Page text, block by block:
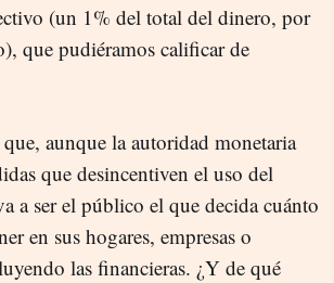
(un 1% del total del dinero, por
que pudiéramos calificar de
aunque la autoridad monetaria
que desincentiven el uso del
a ser el público el que decida cuánto
en sus hogares, empresas o
las financieras. ¿Y de qué